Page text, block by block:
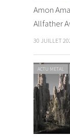
Amon
Allfather
30 JUILLET
ACTU METAL